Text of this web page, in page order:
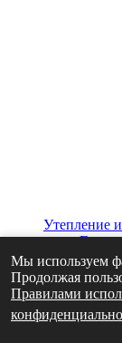
Утепление
Вентиляция
Мы используем
Продолжая
Правилами